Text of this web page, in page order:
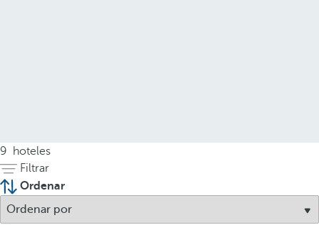
9
hoteles
Filtrar
Ordenar